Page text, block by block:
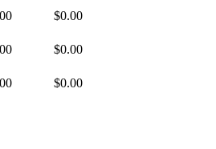
$0.00
$0.00
$0.00